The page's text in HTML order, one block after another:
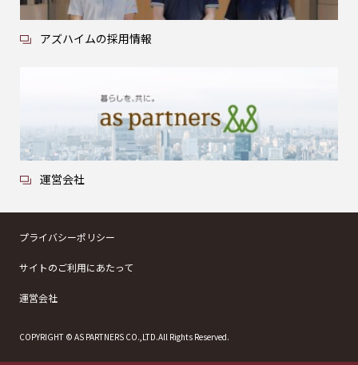
アズハイムの採用情報
運営会社
プライバシーポリシー
サイトのご利用にあたって
運営会社
COPYRIGHT © AS PARTNERS CO.,LTD.All Rights Reserved.